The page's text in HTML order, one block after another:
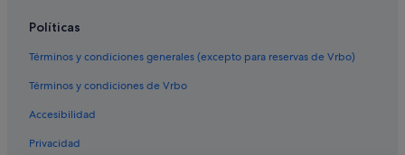
Diamante hoteles
Hoteles cerca de Playa Majahua
Hoteles cerca de Forum de Mundo Imperial
Apartamentos en Acapulco
Guitarrón hoteles
Políticas
Términos y condiciones generales (excepto para reservas de Vrbo)
Términos y condiciones de Vrbo
Accesibilidad
Privacidad